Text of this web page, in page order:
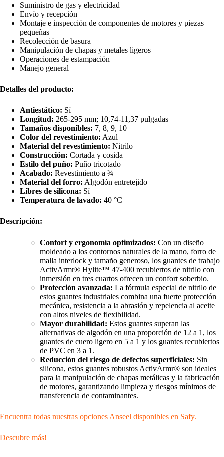
Suministro de gas y electricidad
Envío y recepción
Montaje e inspección de componentes de motores y piezas
pequeñas
Recolección de basura
Manipulación de chapas y metales ligeros
Operaciones de estampación
Manejo general
Detalles del producto:
Antiestático: Sí
Longitud: 265-295 mm; 10,74-11,37 pulgadas
Tamaños disponibles: 7, 8, 9, 10
Color del revestimiento: Azul
Material del revestimiento: Nitrilo
Construcción: Cortada y cosida
Estilo del puño: Puño tricotado
Acabado: Revestimiento a ¾
Material del forro: Algodón entretejido
Libres de silicona: Sí
Temperatura de lavado: 40 °C
Descripción:
Confort y ergonomía optimizados: Con un diseño
moldeado a los contornos naturales de la mano, forro de
malla interlock y tamaño generoso, los guantes de trabajo
ActivArmr® Hylite™ 47-400 recubiertos de nitrilo con
inmersión en tres cuartos ofrecen un confort soberbio.
Protección avanzada: La fórmula especial de nitrilo de
estos guantes industriales combina una fuerte protección
mecánica, resistencia a la abrasión y repelencia al aceite
con altos niveles de flexibilidad.
Mayor durabilidad: Estos guantes superan las
alternativas de algodón en una proporción de 12 a 1, los
guantes de cuero ligero en 5 a 1 y los guantes recubiertos
de PVC en 3 a 1.
Reducción del riesgo de defectos superficiales: Sin
silicona, estos guantes robustos ActivArmr® son ideales
para la manipulación de chapas metálicas y la fabricación
de motores, garantizando limpieza y riesgos mínimos de
transferencia de contaminantes.
Encuentra todas nuestras opciones Anseel disponibles en Safy.
Descubre más!